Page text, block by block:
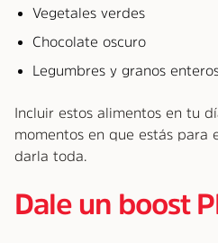
Vegetales verdes
Chocolate oscuro
Legumbres y granos
Incluir estos alimentos en tu
momentos en que estás para
darla toda.
Dale un boost